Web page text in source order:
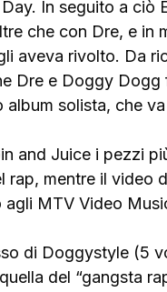
In seguito a ciò
che con Dre, e in
aveva rivolto. Da
Dre e Doggy Dogg
solista, che
and Juice i pezzi
rap, mentre il
agli MTV Video
di Doggystyle (5
del “gangsta